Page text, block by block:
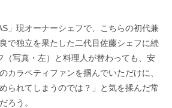
」現オーナーシェフで、こちらの初代兼
で独立を果たした二代目佐藤シェフに続
（写真・左）と料理人が替わっても、 安
カラペティファンを掴んでいただけに、
られてしまうのでは？」と気を揉んだ常
ろう。